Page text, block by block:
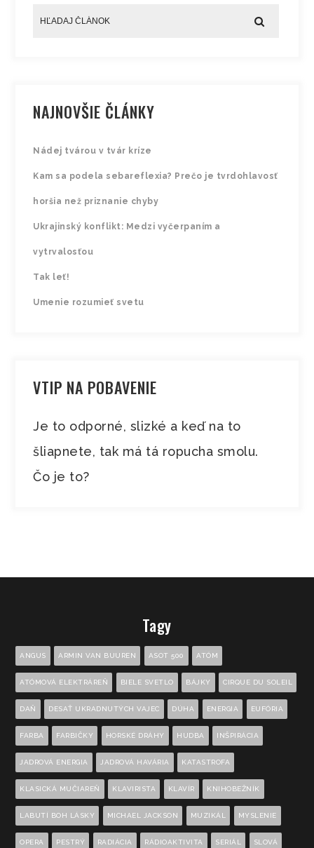
NAJNOVŠIE ČLÁNKY
Nádej tvárou v tvár kríze
Kam sa podela sebareflexia? Prečo je tvrdohlavosť
horšia než priznanie chyby
Ukrajinský konflikt: Medzi vyčerpaním a
vytrvalosťou
Tak leť!
Umenie rozumieť svetu
VTIP NA POBAVENIE
Je to odporné, slizké a keď na to
šliapnete, tak má tá ropucha smolu.
Čo je to?
Tagy
ANGUS ARMIN VAN BUUREN ASOT 500 ATÓM
ATÓMOVÁ ELEKTRÁREŇ BIELE SVETLO BÁJKY CIRQUE DU SOLEIL
DAŇ DESAŤ UKRADNUTÝCH VAJEC DÚHA ENERGIA EUFÓRIA
FARBA FARBIČKY HORSKÉ DRÁHY HUDBA INŠPIRÁCIA
JADROVÁ ENERGIA JADROVÁ HAVÁRIA KATASTROFA
KLASICKÁ MUČIAREŇ KLAVIRISTA KLAVÍR KNIHOBEŽNÍK
LABUTÍ BOH LÁSKY MICHAEL JACKSON MUZIKÁL MYSLENIE
OPERA PESTRÝ RADIÁCIA RÁDIOAKTIVITA SERIÁL SLOVÁ